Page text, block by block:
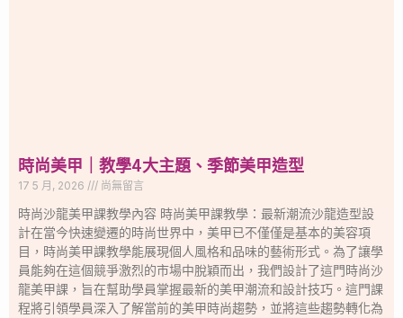
時尚美甲｜教學4大主題、季節美甲造型
17 5 月, 2026 尚無留言
時尚沙龍美甲課教學內容 時尚美甲課教學：最新潮流沙龍造型設
計在當今快速變遷的時尚世界中，美甲已不僅僅是基本的美容項
目，時尚美甲課教學能展現個人風格和品味的藝術形式。為了讓學
員能夠在這個競爭激烈的市場中脫穎而出，我們設計了這門時尚沙
龍美甲課，旨在幫助學員掌握最新的美甲潮流和設計技巧。這門課
程將引領學員深入了解當前的美甲時尚趨勢，並將這些趨勢轉化為